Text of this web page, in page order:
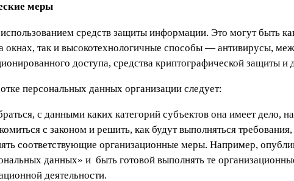
меры
средств защиты информации. Это могут быть
окнах, так и высокотехнологичные способы — антивирусы,
доступа, средства криптографической защиты и
персональных данных организации следует:
с данными каких категорий субъектов она имеет дело,
с законом и решить, как будут выполняться
соответствующие организационные меры. Например,
данных» и быть готовой выполнять те
деятельности.